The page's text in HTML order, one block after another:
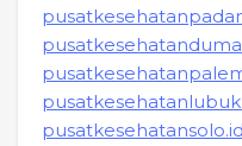
pusatkesehatansolo.id